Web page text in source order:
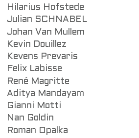
Hilarius Hofstede
Julian SCHNABEL
Johan Van Mullem
Kevin Douillez
Kevens Prevaris
Felix Labisse
René Magritte
Aditya Mandayam
Gianni Motti
Nan Goldin
Roman Opalka